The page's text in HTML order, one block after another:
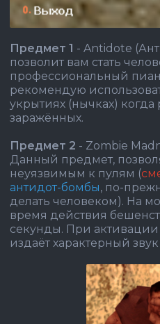
Предмет 1 - Antidote
позволит вам стать
профессиональный
рекомендую
укрытиях (нычках)
заражённых.
Предмет 2 - Zombie
Данный предмет,
неуязвимым к пулям (
антидот-бомбы, по-
делать человеком). На
время действия
секунды. При
издаёт характерный